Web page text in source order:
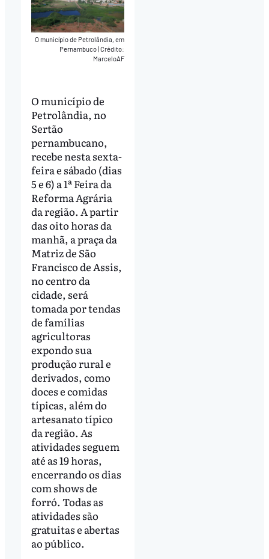
O município de Petrolândia, em
Pernambuco|Crédito:
MarceloAF
O município de
Petrolândia, no
Sertão
pernambucano,
recebe nesta sexta-
feira e sábado (dias
5 e 6) a 1ª Feira da
Reforma Agrária
da região. A partir
das oito horas da
manhã, a praça da
Matriz de São
Francisco de Assis,
no centro da
cidade, será
tomada por tendas
de famílias
agricultoras
expondo sua
produção rural e
derivados, como
doces e comidas
típicas, além do
artesanato típico
da região. As
atividades seguem
até as 19 horas,
encerrando os dias
com shows de
forró. Todas as
atividades são
gratuitas e abertas
ao público.